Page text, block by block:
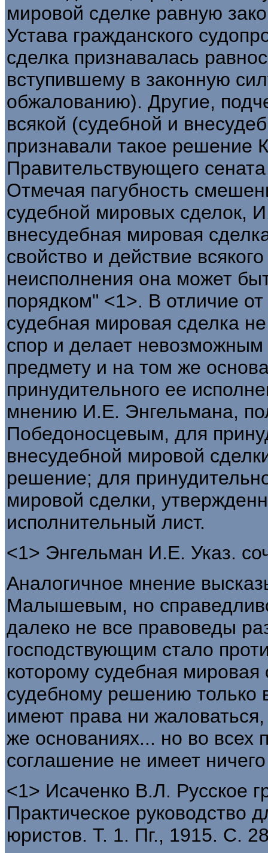
мировой сделке равную
Устава гражданского
сделка признавалась
вступившему в законную
обжалованию). Другие,
всякой (судебной и
признавали такое решение
Правительствующего
Отмечая пагубность
судебной мировых сделок,
внесудебная мировая
свойство и действие
неисполнения она может
порядком" <1>. В отличие
судебная мировая сделка
спор и делает
предмету и на том же
принудительного ее
мнению И.Е. Энгельмана,
Победоносцевым, для
внесудебной мировой
решение; для
мировой сделки,
исполнительный лист.
<1> Энгельман И.Е. Указ.
Аналогичное мнение
Малышевым, но
далеко не все правоведы
господствующим стало
которому судебная
судебному решению только
имеют права ни
же основаниях... но во всех
соглашение не имеет
<1> Исаченко В.Л. Русское
Практическое руководство
юристов. Т. 1. Пг., 1915. С.